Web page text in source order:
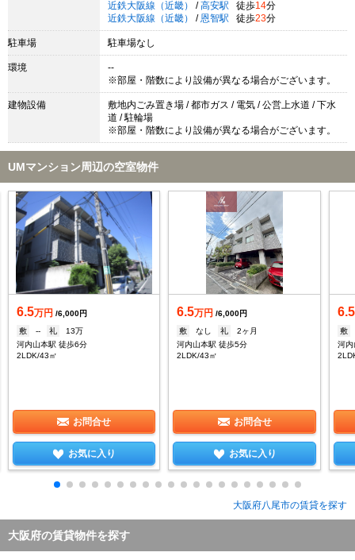
近鉄大阪線（近畿）
/ 高安駅 徒歩14分
近鉄大阪線（近畿）
/ 恩智駅 徒歩23分
駐車場 駐車場なし
環境
--
※部屋・階数により設備が異なる場合がございます。
建物設備
敷地内ごみ置き場 / 都市ガス / 電気 / 公営上水道 / 下水
道 / 駐輪場
※部屋・階数により設備が異なる場合がございます。
UMマンション周辺の空室物件
6.5万円 /6,000円
敷
-- 礼
13万
河内山本駅 徒歩6分
2LDK/43㎡
お問合せ
お気に入り
6.5万円 /6,000円
敷
なし 礼
2ヶ月
河内山本駅 徒歩5分
2LDK/43㎡
お問合せ
お気に入り
6.5
敷
河内
大阪府八尾市の賃貸を探す
大阪府の賃貸物件を探す